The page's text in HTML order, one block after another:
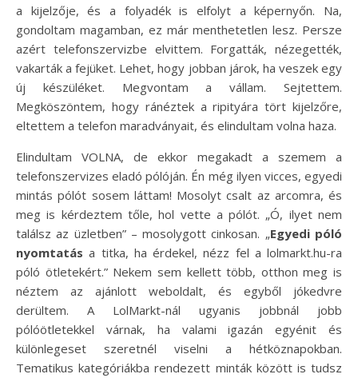
a kijelzője, és a folyadék is elfolyt a képernyőn. Na,
gondoltam magamban, ez már menthetetlen lesz. Persze
azért telefonszervizbe elvittem. Forgatták, nézegették,
vakarták a fejüket. Lehet, hogy jobban járok, ha veszek egy
új készüléket. Megvontam a vállam. Sejtettem.
Megköszöntem, hogy ránéztek a ripityára tört kijelzőre,
eltettem a telefon maradványait, és elindultam volna haza.
Elindultam VOLNA, de ekkor megakadt a szemem a
telefonszervizes eladó pólóján. Én még ilyen vicces, egyedi
mintás pólót sosem láttam! Mosolyt csalt az arcomra, és
meg is kérdeztem tőle, hol vette a pólót. „Ó, ilyet nem
találsz az üzletben” – mosolygott cinkosan. „Egyedi póló
nyomtatás a titka, ha érdekel, nézz fel a lolmarkt.hu-ra
póló ötletekért.” Nekem sem kellett több, otthon meg is
néztem az ajánlott weboldalt, és egyből jókedvre
derültem. A LolMarkt-nál ugyanis jobbnál jobb
pólóötletekkel várnak, ha valami igazán egyénit és
különlegeset szeretnél viselni a hétköznapokban.
Tematikus kategóriákba rendezett minták között is tudsz